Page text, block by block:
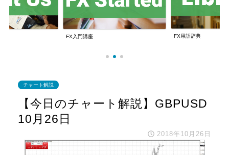
FX入門講座 FX用語辞典
チャート解説
【今日のチャート解説】GBPUSD
10月26日
2018年10月26日